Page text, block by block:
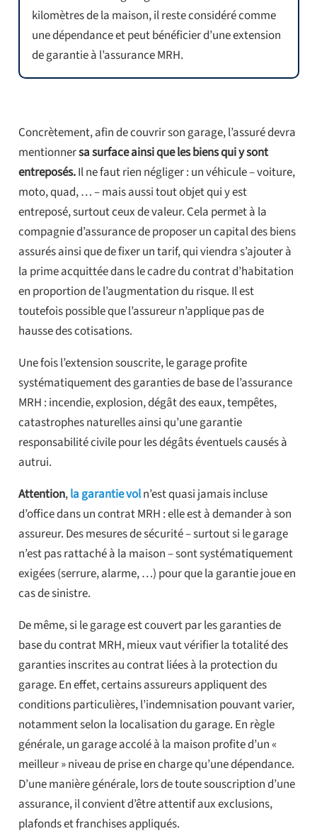
kilomètres de la maison, il reste considéré comme
une dépendance et peut bénéficier d’une extension
de garantie à l’assurance MRH.
Concrètement, afin de couvrir son garage, l’assuré devra
mentionnersa surface ainsi que les biens qui y sont
entreposés.Il ne faut rien négliger : un véhicule – voiture,
moto, quad, … – mais aussi tout objet qui y est
entreposé, surtout ceux de valeur. Cela permet à la
compagnie d’assurance de proposer un capital des biens
assurés ainsi que de fixer un tarif, qui viendra s’ajouter à
la prime acquittée dans le cadre du contrat d’habitation
en proportion de l’augmentation du risque. Il est
toutefois possible que l’assureur n’applique pas de
hausse des cotisations.
Une fois l’extension souscrite, le garage profite
systématiquement des garanties de base de l’assurance
MRH : incendie, explosion, dégât des eaux, tempêtes,
catastrophes naturelles ainsi qu’une garantie
responsabilité civile pour les dégâts éventuels causés à
autrui.
Attention,la garantie voln’est quasi jamais incluse
d’office dans un contrat MRH : elle est à demander à son
assureur. Des mesures de sécurité – surtout si le garage
n’est pas rattaché à la maison – sont systématiquement
exigées (serrure, alarme, …) pour que la garantie joue en
cas de sinistre.
De même, si le garage est couvert par les garanties de
base du contrat MRH, mieux vaut vérifier la totalité des
garanties inscrites au contrat liées à la protection du
garage. En effet, certains assureurs appliquent des
conditions particulières, l’indemnisation pouvant varier,
notamment selon la localisation du garage. En règle
générale, un garage accolé à la maison profite d’un «
meilleur » niveau de prise en charge qu’une dépendance.
D’une manière générale, lors de toute souscription d’une
assurance, il convient d’être attentif aux exclusions,
plafonds et franchises appliqués.